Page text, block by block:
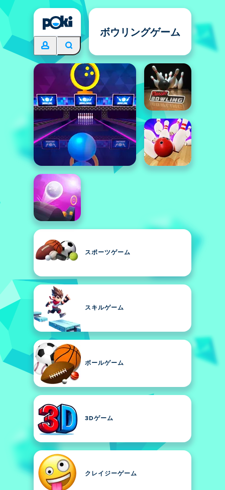
ボウリングゲーム
スポーツゲーム
スキルゲーム
ボールゲーム
3Dゲーム
クレイジーゲーム